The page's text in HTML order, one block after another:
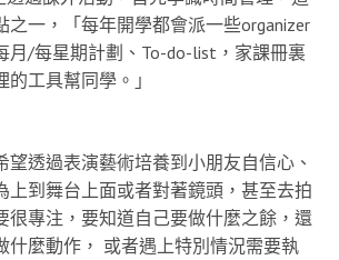
之一，「每年開學都會派一些organizer
月/每星期計劃、To-do-list，家課冊裏
工具幫同學。」
望透過表演藝術培養到小朋友自信心、
上到舞台上面或者對著鏡頭，甚至去拍
很專注，要知道自己要做什麼之餘，還
什麼動作， 或者遇上特別情況需要執